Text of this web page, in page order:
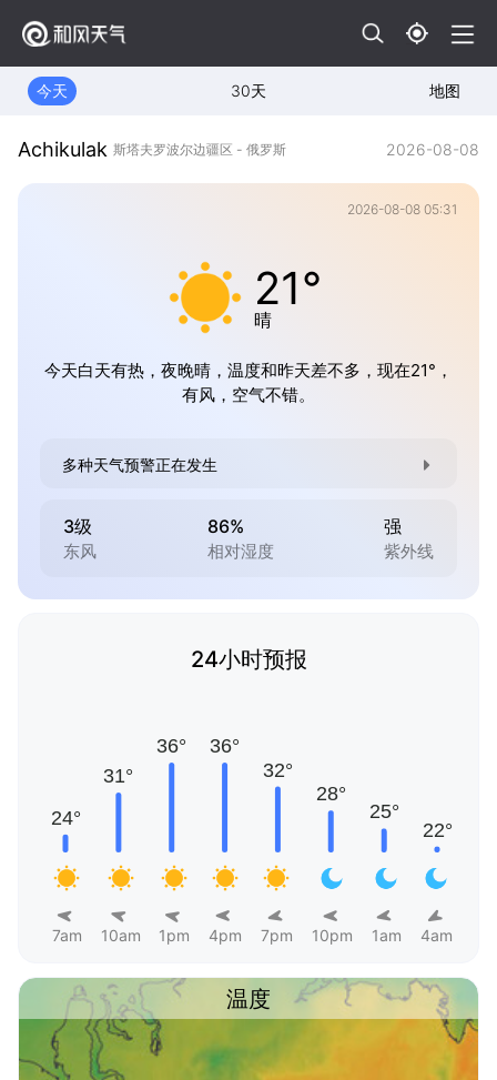
今天 30天 地图
Achikulak 斯塔夫罗波尔边疆区 - 俄罗斯 2026-08-08
2026-08-08 05:31
21°
晴
今天白天有热，夜晚晴，温度和昨天差不多，现在21°，
有风，空气不错。
多种天气预警正在发生
3级
东风
86%
相对湿度
强
紫外线
24小时预报
7am 10am 1pm 4pm 7pm 10pm 1am 4am
温度